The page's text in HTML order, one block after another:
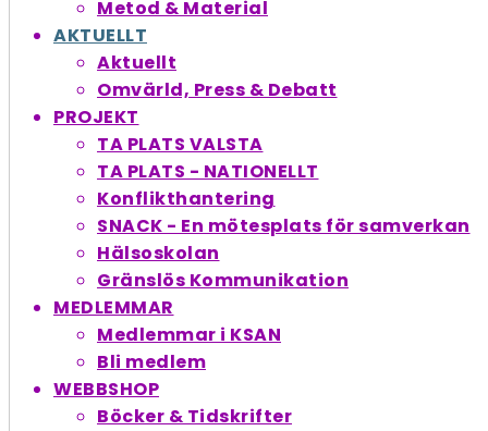
Metod & Material
AKTUELLT
Aktuellt
Omvärld, Press & Debatt
PROJEKT
TA PLATS VALSTA
TA PLATS - NATIONELLT
Konflikthantering
SNACK - En möte­splats för samverkan
Hälsoskolan
Gränslös Kommunikation
MEDLEMMAR
Medlemmar i KSAN
Bli medlem
WEBBSHOP
Böcker & Tidskrifter